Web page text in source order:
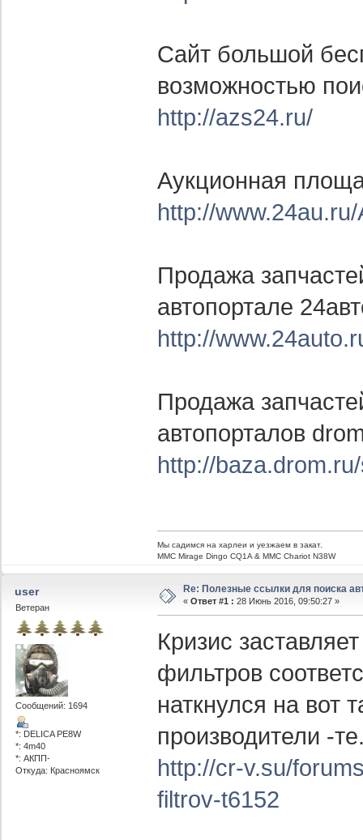
Сайт большой
возможностью
http://azs24.ru/
Аукционная
http://
Продажа
автопортале
http://
Продажа
автопорталов
http://
Мы садимся на харлеи и уезжаем в закат.
ММС Mirage Dingo CQ1A & MMC Chariot N38W
user
Ветеран
Сообщений: 1694
*: DELICA PE8W
*: 4m40
*: АКПП-
Откуда: Красноямск
Re: Полезные ссылки для поиска
« Ответ #1 : 28 Июнь 2016, 09:50:27 »
Кризис
фильтров
наткнулся на вот
производители -
http://cr-v.su/
filtrov-t6152